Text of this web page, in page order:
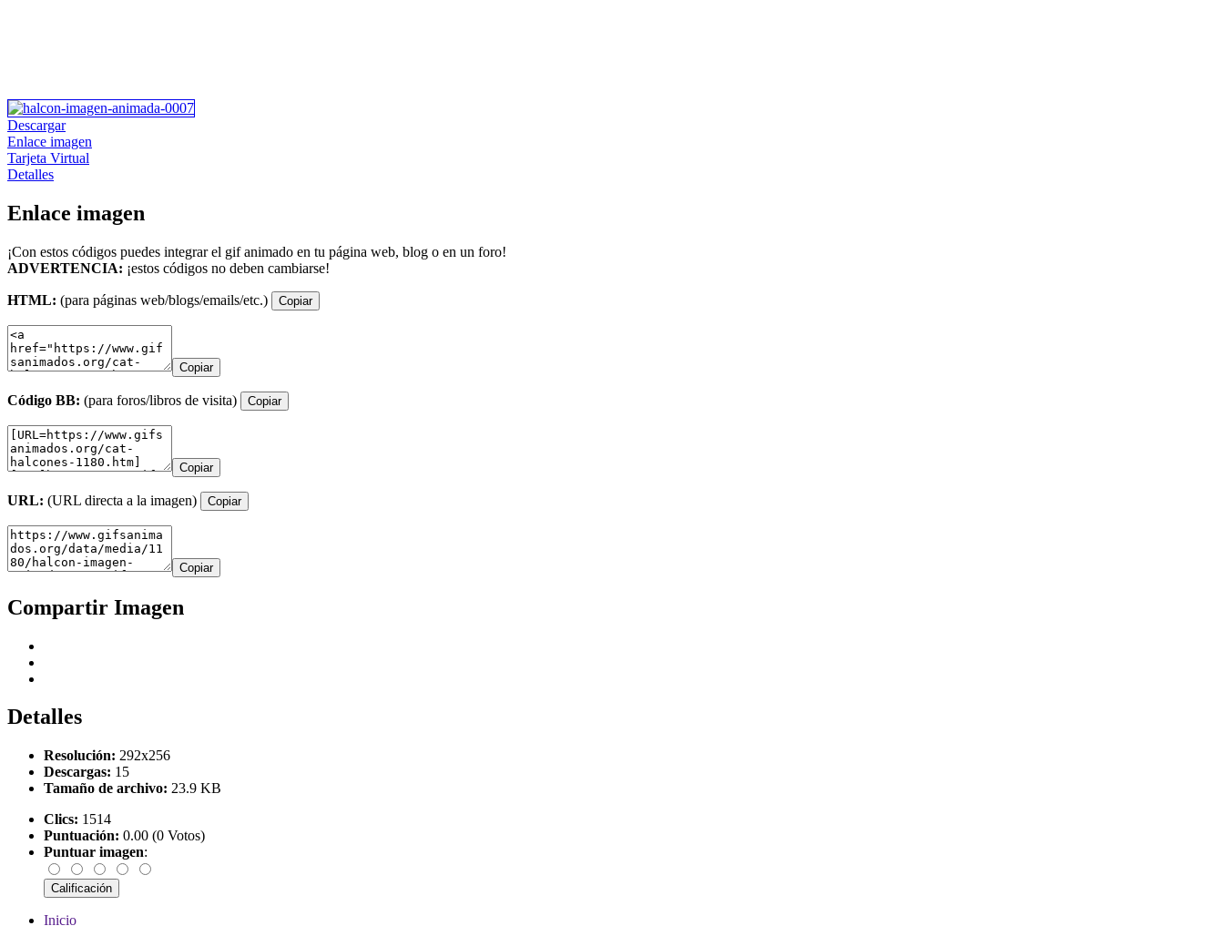
Descargar
Enlace imagen
Tarjeta Virtual
Detalles
Enlace imagen
¡Con estos códigos puedes integrar el gif animado en tu página web, blog o en un foro!
ADVERTENCIA: ¡estos códigos no deben cambiarse!
HTML: (para páginas web/blogs/emails/etc.) Copiar
Copiar
Código BB: (para foros/libros de visita) Copiar
Copiar
URL: (URL directa a la imagen) Copiar
Copiar
Compartir Imagen
Detalles
Resolución: 292x256
Descargas: 15
Tamaño de archivo: 23.9 KB
Clics: 1514
Puntuación: 0.00 (0 Votos)
Puntuar imagen:
Inicio